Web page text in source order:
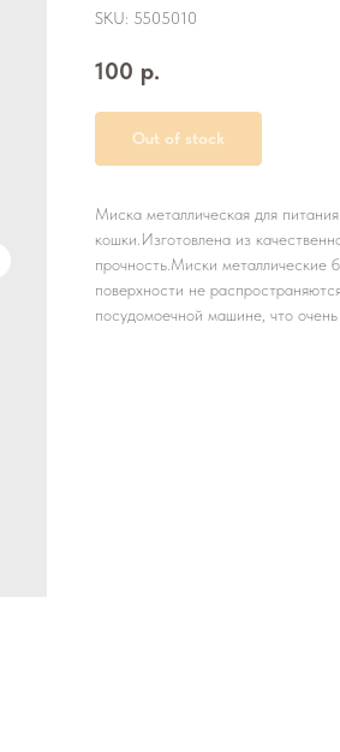
SKU: 5505010
100 р.
Out of stock
Миска металлическая для
кошки.Изготовлена из
прочность.Миски металлические
поверхности не
посудомоечной машине, что